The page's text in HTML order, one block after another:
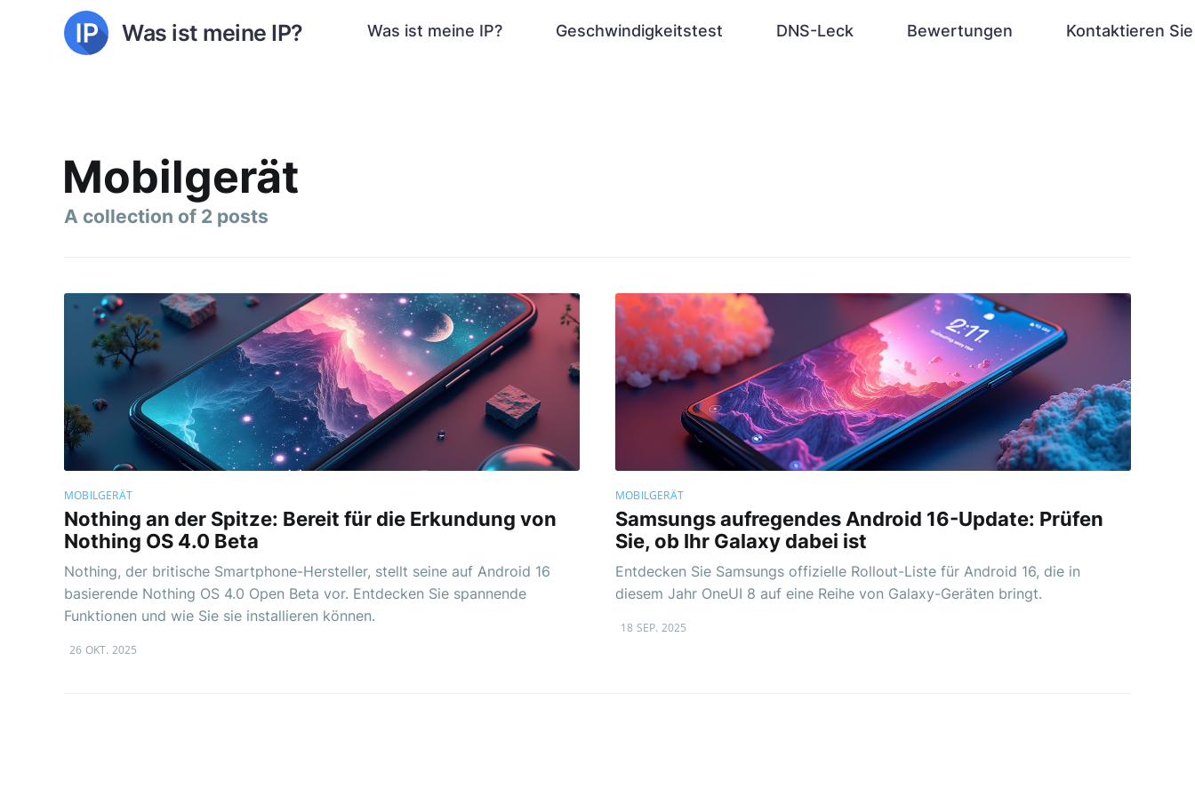
Was ist meine IP? Was ist meine IP? Geschwindigkeitstest DNS-Leck Bewertungen Kontaktieren
Mobilgerät
A collection of 2 posts
MOBILGERÄT
Nothing an der Spitze: Bereit für die Erkundung von
Nothing OS 4.0 Beta
Nothing, der britische Smartphone-Hersteller, stellt seine auf Android 16
basierende Nothing OS 4.0 Open Beta vor. Entdecken Sie spannende
Funktionen und wie Sie sie installieren können.
26 OKT. 2025
MOBILGERÄT
Samsungs aufregendes Android 16-Update: Prüfen
Sie, ob Ihr Galaxy dabei ist
Entdecken Sie Samsungs offizielle Rollout-Liste für Android 16, die in
diesem Jahr OneUI 8 auf eine Reihe von Galaxy-Geräten bringt.
18 SEP. 2025